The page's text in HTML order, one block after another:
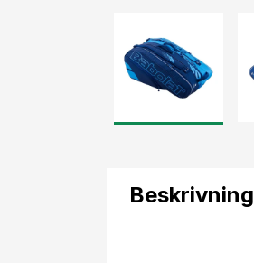
Beskrivning